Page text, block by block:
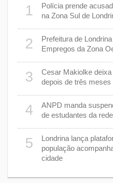
1
Polícia prende
na Zona Sul de
2
Prefeitura de
Empregos da Zona
3
Cesar Makiolke
depois de três meses
4
ANPD manda
de estudantes da
5
Londrina lança
população
cidade